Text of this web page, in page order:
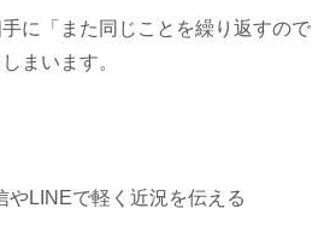
に「また同じことを繰り返すので
まいます。
やLINEで軽く近況を伝える